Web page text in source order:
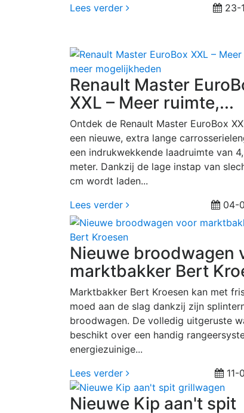
Lees verder
23-
Renault Master
XXL – Meer ruimte,...
Ontdek de Renault Master EuroBox
een nieuwe, extra lange
een indrukwekkende laadruimte van
meter. Dankzij de lage instap van
cm wordt laden...
Lees verder
04-
Nieuwe broodwagen
marktbakker Bert
Marktbakker Bert Kroesen kan met
moed aan de slag dankzij zijn
broodwagen. De volledig uitgeruste
beschikt over een handig
energiezuinige...
Lees verder
11-
Nieuwe Kip aan't spit